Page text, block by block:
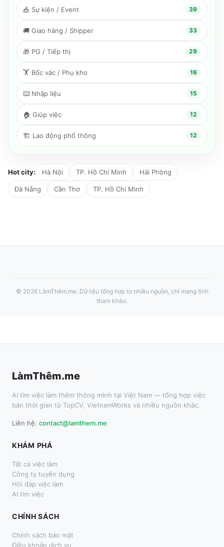
🎪 Sự kiện / Event 39
🚚 Giao hàng / Shipper 33
🎁 PG / Tiếp thị 29
🏋️ Bốc vác / Phụ kho 16
⌨️ Nhập liệu 15
🏠 Giúp việc 12
🏗️ Lao động phổ thông 12
Hot city: Hà Nội TP. Hồ Chí Minh Hải Phòng
Đà Nẵng Cần Thơ TP. Hồ Chí Minh
© 2026 LàmThêm.me. Dữ liệu tổng hợp từ nhiều nguồn, chỉ mang tính
tham khảo.
LàmThêm.me
AI tìm việc làm thêm thông minh tại Việt Nam — tổng hợp việc
bán thời gian từ TopCV, VietnamWorks và nhiều nguồn khác.
Liên hệ: contact@lamthem.me
KHÁM PHÁ
Tất cả việc làm
Công ty tuyển dụng
Hỏi đáp việc làm
AI tìm việc
CHÍNH SÁCH
Chính sách bảo mật
Điều khoản dịch vụ